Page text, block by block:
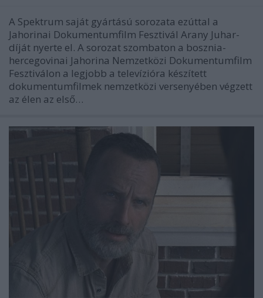
A Spektrum saját gyártású sorozata ezúttal a
Jahorinai Dokumentumfilm Fesztivál Arany Juhar-
díját nyerte el. A sorozat szombaton a bosznia-
hercegovinai Jahorina Nemzetközi Dokumentumfilm
Fesztiválon a legjobb a televízióra készített
dokumentumfilmek nemzetközi versenyében végzett
az élen az első…